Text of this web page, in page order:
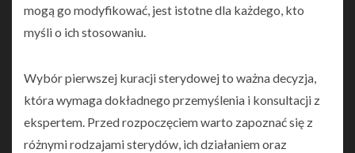
mogą go modyfikować, jest istotne dla każdego, kto
myśli o ich stosowaniu.
Wybór pierwszej kuracji sterydowej to ważna decyzja,
która wymaga dokładnego przemyślenia i konsultacji z
ekspertem. Przed rozpoczęciem warto zapoznać się z
różnymi rodzajami sterydów, ich działaniem oraz